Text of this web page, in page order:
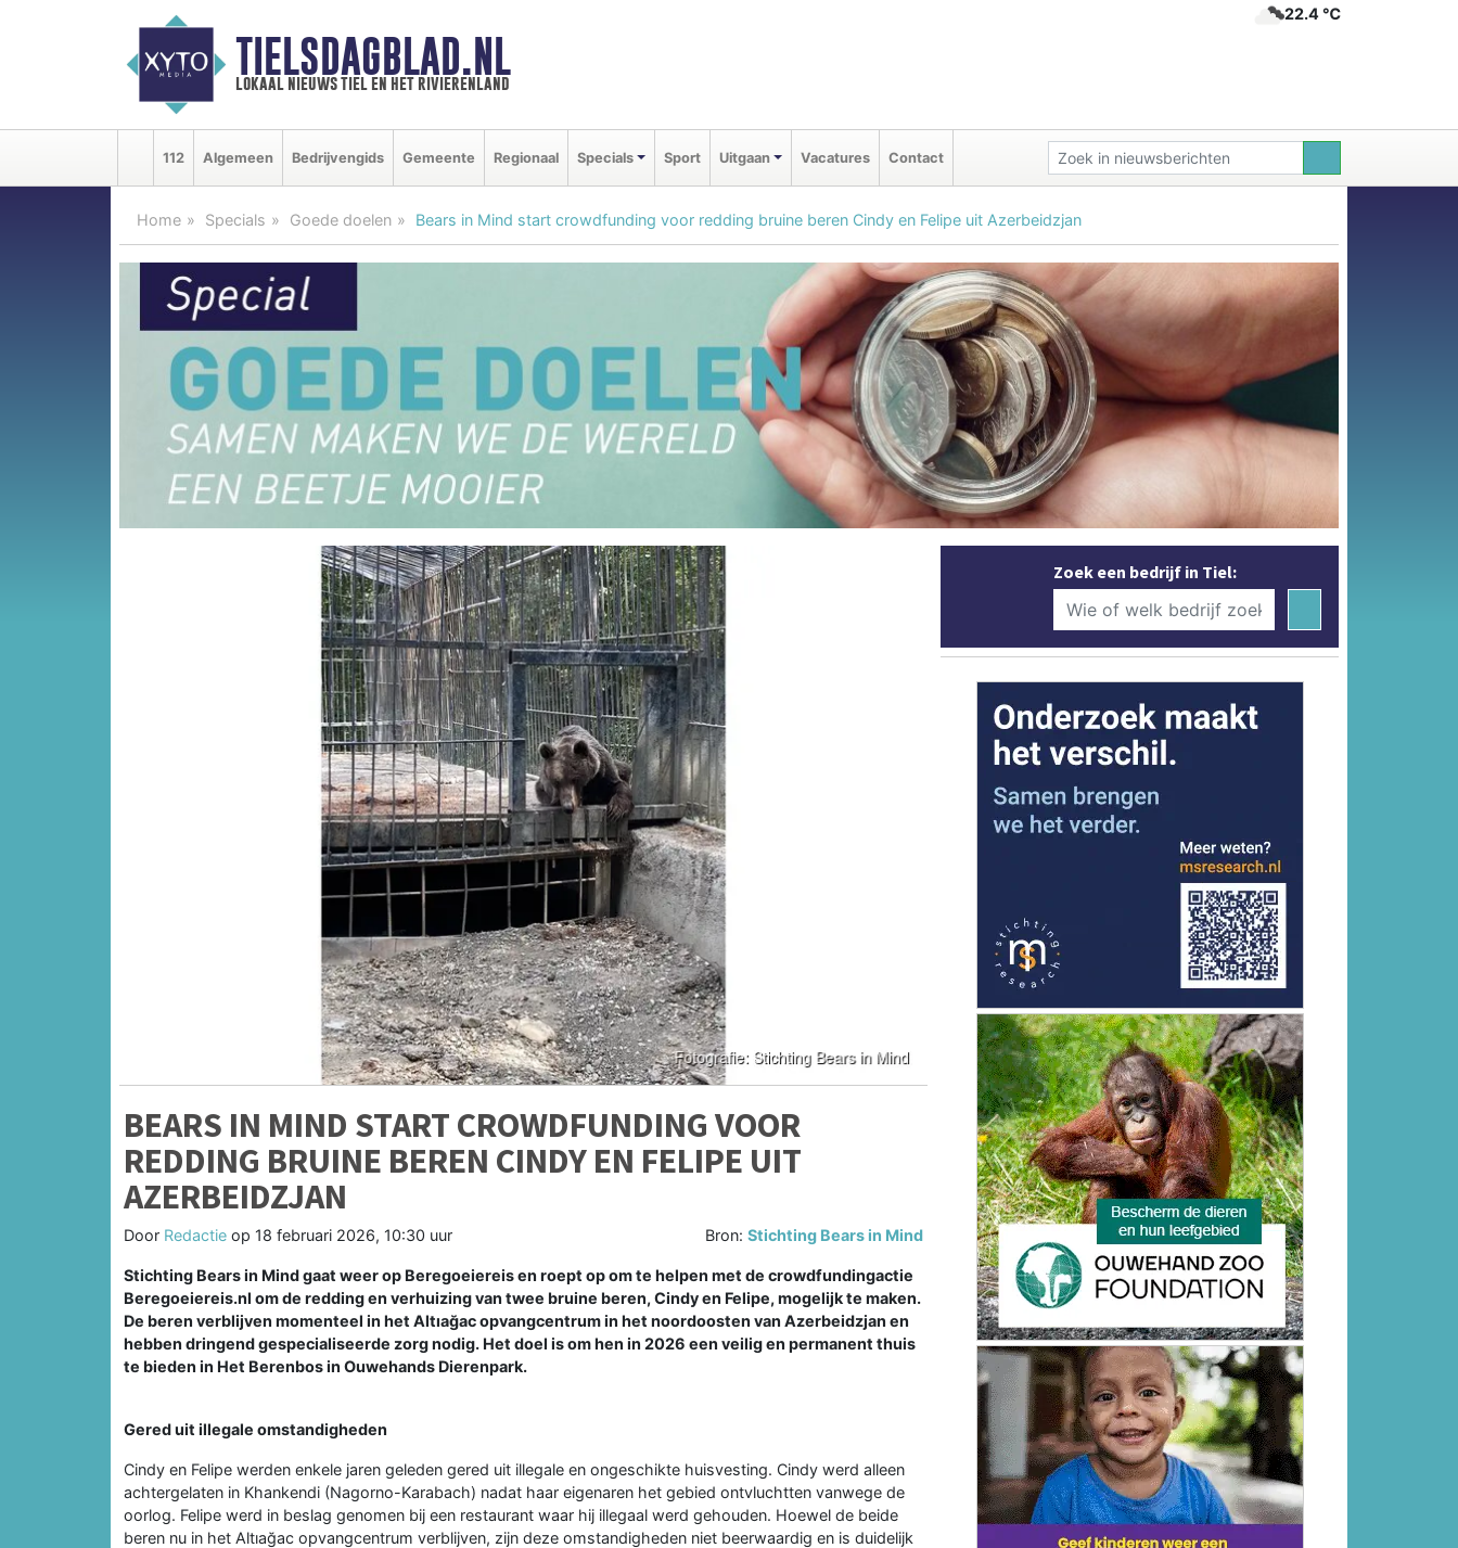
TIELSDAGBLAD.NL
lokaal nieuws tiel en het rivierenland
22.4 ℃
112 Algemeen Bedrijvengids Gemeente Regionaal Specials Sport Uitgaan Vacatures Contact
Home Specials Goede doelen Bears in Mind start crowdfunding voor redding bruine beren Cindy en Felipe uit Azerbeidzjan
BEARS IN MIND START CROWDFUNDING VOOR
REDDING BRUINE BEREN CINDY EN FELIPE UIT
AZERBEIDZJAN
Door Redactie op 18 februari 2026, 10:30 uur Bron:Stichting Bears in Mind
Stichting Bears in Mind gaat weer op Beregoeiereis en roept op om te helpen met de crowdfundingactie
Beregoeiereis.nl om de redding en verhuizing van twee bruine beren, Cindy en Felipe, mogelijk te maken.
De beren verblijven momenteel in het Altıağac opvangcentrum in het noordoosten van Azerbeidzjan en
hebben dringend gespecialiseerde zorg nodig. Het doel is om hen in 2026 een veilig en permanent thuis
te bieden in Het Berenbos in Ouwehands Dierenpark.
Gered uit illegale omstandigheden
Cindy en Felipe werden enkele jaren geleden gered uit illegale en ongeschikte huisvesting. Cindy werd alleen
achtergelaten in Khankendi (Nagorno-Karabach) nadat haar eigenaren het gebied ontvluchtten vanwege de
oorlog. Felipe werd in beslag genomen bij een restaurant waar hij illegaal werd gehouden. Hoewel de beide
beren nu in het Altıağac opvangcentrum verblijven, zijn deze omstandigheden niet beerwaardig en is duidelijk
Zoek een bedrijf in Tiel: